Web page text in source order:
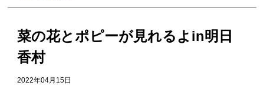
菜の花とポピーが見れるよin明日
香村
2022年04月15日